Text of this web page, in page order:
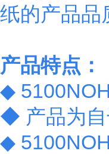
纸的产品
产品特点：
◆
◆ 产品为
◆